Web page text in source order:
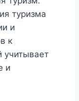
туризма
и
к
учитывает
и